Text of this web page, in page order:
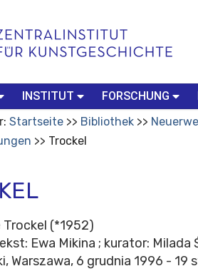
INSTITUT FORSCHUNG
Startseite Bibliothek
Trockel
Trockel (*1952)
Ewa Mikina ; kurator: Milada
Warszawa, 6 grudnia 1996 - 19